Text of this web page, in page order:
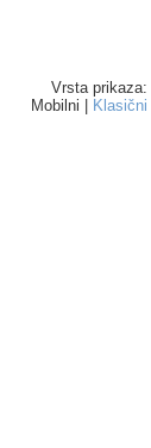
Vrsta prikaza:
Mobilni |
Klasični